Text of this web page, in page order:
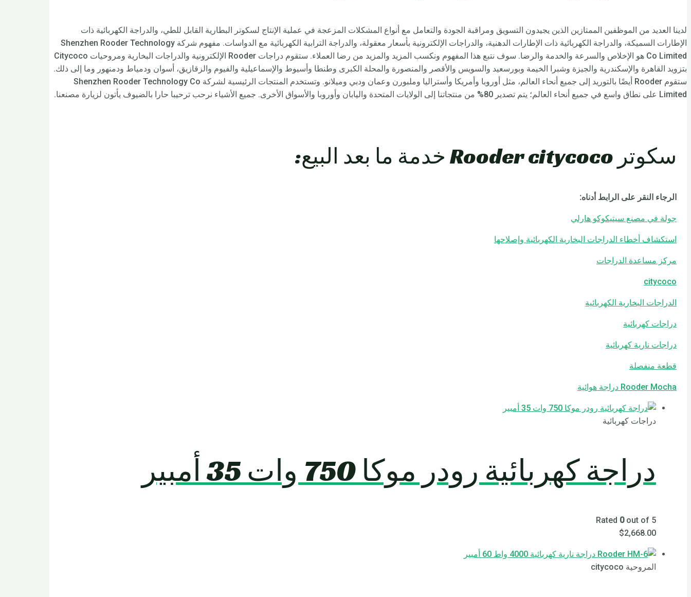
لدينا العديد من الموظفين الممتازين الذين يجيدون التسويق ومراقبة الجودة والتعامل مع أنواع المشكلات المزعجة في عملية الإنتاج لسكوتر البطارية القابل للطي، والدراجة الكهربائية ذات
الإطارات السميكة، والدراجة الكهربائية ذات الإطارات الدهنية، والدراجات الإلكترونية بأسعار معقولة، والدراجة الترابية الكهربائية مع الدواسات. مفهوم شركة Shenzhen Rooder Technology
Co Limited هو الإخلاص والسرعة والخدمة والرضا. سوف نتبع هذا المفهوم ونكسب المزيد والمزيد من رضا العملاء. ستقوم دراجات Rooder الإلكترونية والدراجات البخارية ومروحيات Citycoco
بتزويد القاهرة والإسكندرية والجيزة وشبرا الخيمة وبورسعيد والسويس والأقصر والمنصورة والمحلة الكبرى وطنطا وأسيوط والإسماعيلية والفيوم والزقازيق، أسوان ودمياط ودمنهور وما إلى ذلك.
ستقوم Rooder أيضًا بالتوريد إلى جميع أنحاء العالم، مثل أوروبا وأمريكا وأستراليا وملبورن وعمان ودبي وميلانو. وتستخدم المنتجات الرئيسية لشركة Shenzhen Rooder Technology Co
Limited على نطاق واسع في جميع أنحاء العالم؛ يتم تصدير 80% من منتجاتنا إلى الولايات المتحدة واليابان وأوروبا والأسواق الأخرى. جميع الأشياء نرحب ترحيبا حارا بالضيوف يأتون لزيارة مصنعنا.
سكوتر Rooder citycoco خدمة ما بعد البيع:
الرجاء النقر على الرابط أدناه:
جولة في مصنع سيتيكوكو هارلي
استكشاف أخطاء الدراجات البخارية الكهربائية وإصلاحها
مركز مساعدة الدراجات
citycoco
الدراجات البخارية الكهربائية
دراجات كهربائية
دراجات نارية كهربائية
قطعة منفصلة
Rooder Mocha دراجة هوائية
دراجات كهربائية
دراجة كهربائية رودر موكا 750 وات 35 أمبير
Rated 0out of 5
$2,668.00
المروحية citycoco